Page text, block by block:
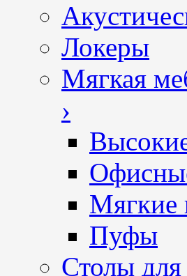
Локеры
Мягкая
›
Мягкие
Пуфы
Столы